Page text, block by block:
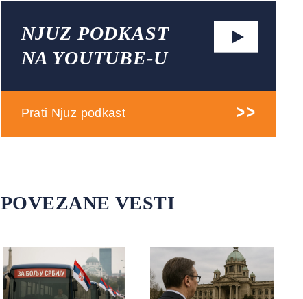
NJUZ PODKAST
NA YOUTUBE-U
Prati Njuz podkast
POVEZANE VESTI